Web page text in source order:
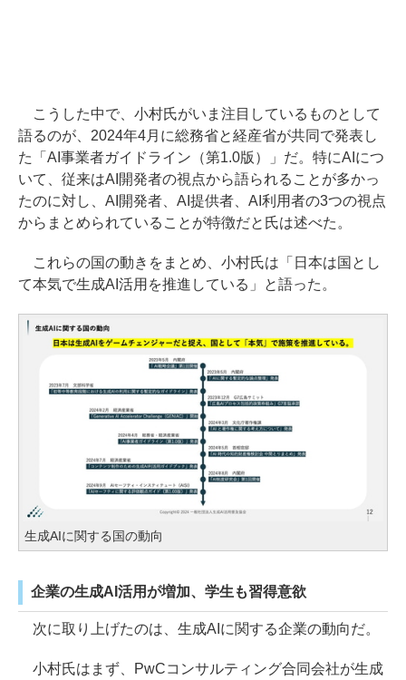
こうした中で、小村氏がいま注目しているものとして
語るのが、2024年4月に総務省と経産省が共同で発表し
た「AI事業者ガイドライン（第1.0版）」だ。特にAIにつ
いて、従来はAI開発者の視点から語られることが多かっ
たのに対し、AI開発者、AI提供者、AI利用者の3つの視点
からまとめられていることが特徴だと氏は述べた。
これらの国の動きをまとめ、小村氏は「日本は国とし
て本気で生成AI活用を推進している」と語った。
生成AIに関する国の動向
企業の生成AI活用が増加、学生も習得意欲
次に取り上げたのは、生成AIに関する企業の動向だ。
小村氏はまず、PwCコンサルティング合同会社が生成